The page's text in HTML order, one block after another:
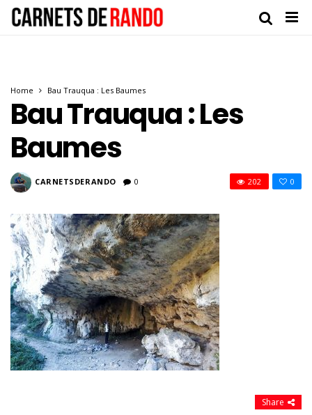
Home Bau Trauqua : Les Baumes
Bau Trauqua : Les
Baumes
CARNETSDERANDO 0 0
202
Share